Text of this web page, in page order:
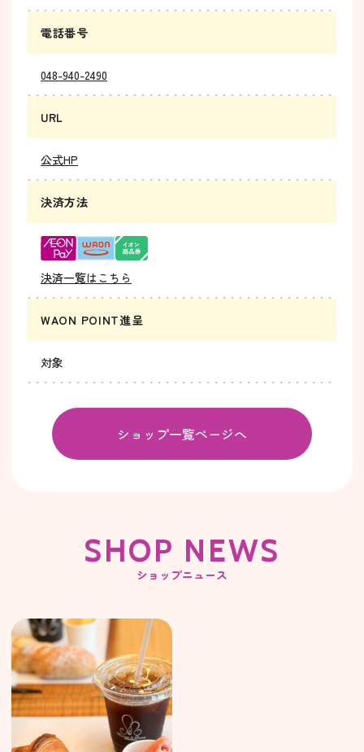
電話番号
048-940-2490
URL
公式HP
決済方法
決済一覧はこちら
WAON POINT進呈
対象
ショップ一覧ページへ
SHOP NEWS
ショップニュース